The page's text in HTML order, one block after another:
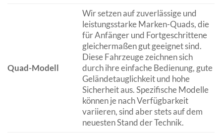
Quad-Modell
Wir setzen auf zuverlässige und
leistungsstarke Marken-Quads, die
für Anfänger und Fortgeschrittene
gleichermaßen gut geeignet sind.
Diese Fahrzeuge zeichnen sich
durch ihre einfache Bedienung, gute
Geländetauglichkeit und hohe
Sicherheit aus. Spezifische Modelle
können je nach Verfügbarkeit
variieren, sind aber stets auf dem
neuesten Stand der Technik.